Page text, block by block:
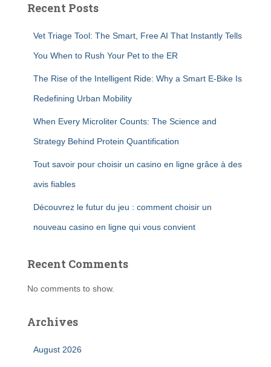
Recent Posts
Vet Triage Tool: The Smart, Free AI That Instantly Tells
You When to Rush Your Pet to the ER
The Rise of the Intelligent Ride: Why a Smart E-Bike Is
Redefining Urban Mobility
When Every Microliter Counts: The Science and
Strategy Behind Protein Quantification
Tout savoir pour choisir un casino en ligne grâce à des
avis fiables
Découvrez le futur du jeu : comment choisir un
nouveau casino en ligne qui vous convient
Recent Comments
No comments to show.
Archives
August 2026